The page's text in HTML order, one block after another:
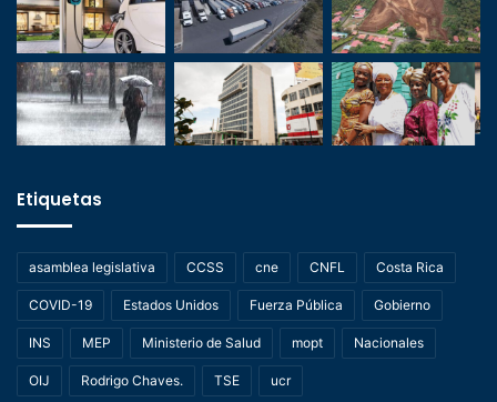
Etiquetas
asamblea legislativa CCSS cne CNFL Costa Rica
COVID-19 Estados Unidos Fuerza Pública Gobierno
INS MEP Ministerio de Salud mopt Nacionales
OIJ Rodrigo Chaves. TSE ucr